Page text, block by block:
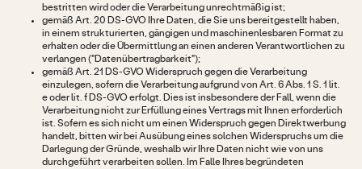
bestritten wird oder die Verarbeitung unrechtmäßig ist;
gemäß Art. 20 DS-GVO Ihre Daten, die Sie uns bereitgestellt haben,
in einem strukturierten, gängigen und maschinenlesbaren Format zu
erhalten oder die Übermittlung an einen anderen Verantwortlichen zu
verlangen ("Datenübertragbarkeit");
gemäß Art. 21 DS-GVO Widerspruch gegen die Verarbeitung
einzulegen, sofern die Verarbeitung aufgrund von Art. 6 Abs. 1 S. 1 lit.
e oder lit. f DS-GVO erfolgt. Dies ist insbesondere der Fall, wenn die
Verarbeitung nicht zur Erfüllung eines Vertrags mit Ihnen erforderlich
ist. Sofern es sich nicht um einen Widerspruch gegen Direktwerbung
handelt, bitten wir bei Ausübung eines solchen Widerspruchs um die
Darlegung der Gründe, weshalb wir Ihre Daten nicht wie von uns
durchgeführt verarbeiten sollen. Im Falle Ihres begründeten